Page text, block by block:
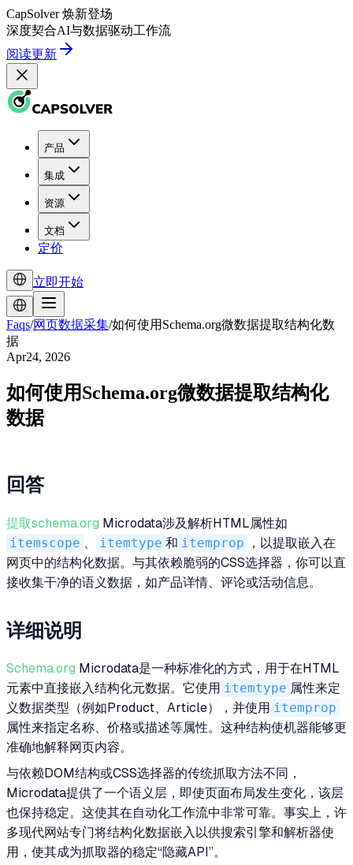
CapSolver 焕新登场
深度契合AI与数据驱动工作流
阅读更新
产品
集成
资源
文档
定价
立即开始
Faqs/网页数据采集/如何使用Schema.org微数据提取结构化数
据
Apr24, 2026
如何使用Schema.org微数据提取结构化
数据
回答
提取schema.org Microdata涉及解析HTML属性如
itemscope
itemtype 和 itemprop
，以提取嵌入在
网页中的结构化数据。与其依赖脆弱的CSS选择器，你可以直
接收集干净的语义数据，如产品详情、评论或活动信息。
详细说明
Schema.org Microdata是一种标准化的方式，用于在HTML
元素中直接嵌入结构化元数据。它使用 itemtype 属性来定
义数据类型（例如Product、Article），并使用 itemprop
属性来指定名称、价格或描述等属性。这种结构使机器能够更
准确地解释网页内容。
与依赖DOM结构或CSS选择器的传统抓取方法不同，
Microdata提供了一个语义层，即使页面布局发生变化，该层
也保持稳定。这使其在自动化工作流中非常可靠。事实上，许
多现代网站专门将结构化数据嵌入以供搜索引擎和解析器使
用，使其成为抓取器的稳定“隐藏API”。